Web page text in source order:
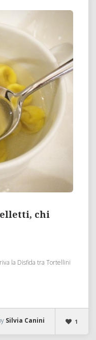
chi
la Disfida tra Tortellini
1
Silvia Canini